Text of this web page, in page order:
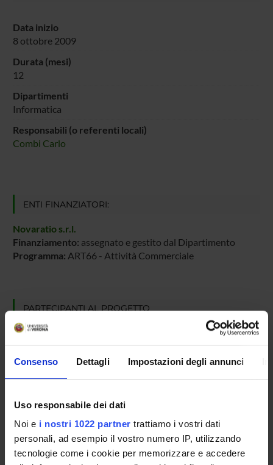
Consenso Dettagli Impostazioni degli annunci
Uso responsabile dei dati
Noi e i nostri 1022 partner trattiamo i vostri dati
personali, ad esempio il vostro numero IP, utilizzando
tecnologie come i cookie per memorizzare e accedere
Data inizio
8 ottobre 2009
Durata (mesi)
12
Dipartimenti
Informatica
Responsabili (o referenti locali)
Combi Carlo
ENTI FINANZIATORI:
Novaratio s.r.l.
Finanziamento: assegnato e gestito dal Dipartimento
Programma: ART66 - Attività Commerciale
PARTECIPANTI AL PROGETTO
Carlo Combi
Professore ordinario
Vladan Mijatovic
Professore associato
AREE DI RICERCA COINVOLTE DAL PROGETTO